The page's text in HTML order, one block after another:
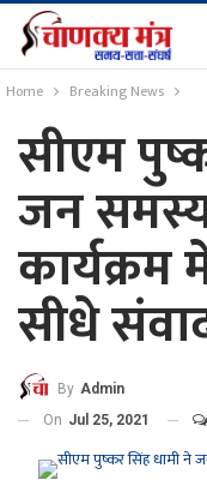
Home Breaking News
सीएम
जन
सीधे
By Admin
On Jul 25, 2021